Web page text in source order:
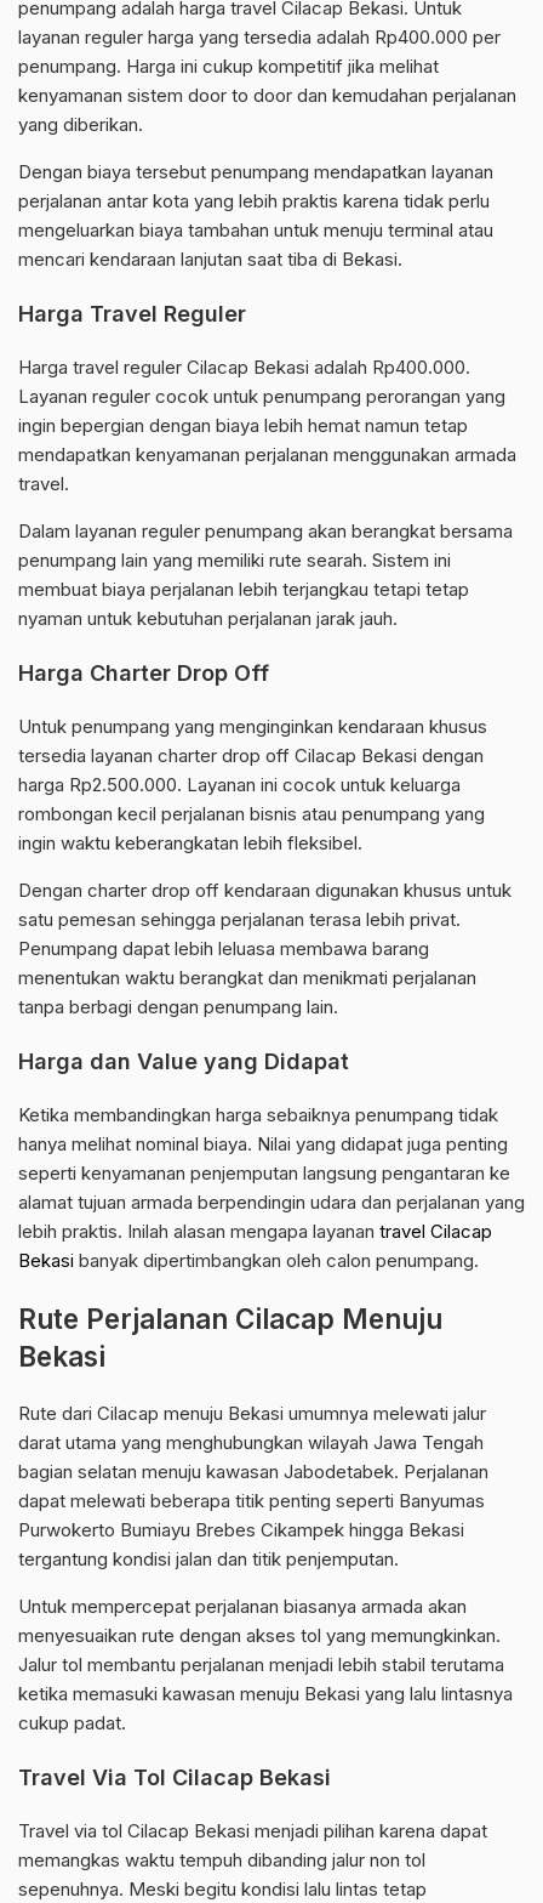
penumpang adalah harga travel Cilacap Bekasi. Untuk
layanan reguler harga yang tersedia adalah Rp400.000 per
penumpang. Harga ini cukup kompetitif jika melihat
kenyamanan sistem door to door dan kemudahan perjalanan
yang diberikan.
Dengan biaya tersebut penumpang mendapatkan layanan
perjalanan antar kota yang lebih praktis karena tidak perlu
mengeluarkan biaya tambahan untuk menuju terminal atau
mencari kendaraan lanjutan saat tiba di Bekasi.
Harga Travel Reguler
Harga travel reguler Cilacap Bekasi adalah Rp400.000.
Layanan reguler cocok untuk penumpang perorangan yang
ingin bepergian dengan biaya lebih hemat namun tetap
mendapatkan kenyamanan perjalanan menggunakan armada
travel.
Dalam layanan reguler penumpang akan berangkat bersama
penumpang lain yang memiliki rute searah. Sistem ini
membuat biaya perjalanan lebih terjangkau tetapi tetap
nyaman untuk kebutuhan perjalanan jarak jauh.
Harga Charter Drop Off
Untuk penumpang yang menginginkan kendaraan khusus
tersedia layanan charter drop off Cilacap Bekasi dengan
harga Rp2.500.000. Layanan ini cocok untuk keluarga
rombongan kecil perjalanan bisnis atau penumpang yang
ingin waktu keberangkatan lebih fleksibel.
Dengan charter drop off kendaraan digunakan khusus untuk
satu pemesan sehingga perjalanan terasa lebih privat.
Penumpang dapat lebih leluasa membawa barang
menentukan waktu berangkat dan menikmati perjalanan
tanpa berbagi dengan penumpang lain.
Harga dan Value yang Didapat
Ketika membandingkan harga sebaiknya penumpang tidak
hanya melihat nominal biaya. Nilai yang didapat juga penting
seperti kenyamanan penjemputan langsung pengantaran ke
alamat tujuan armada berpendingin udara dan perjalanan yang
lebih praktis. Inilah alasan mengapa layanan travel Cilacap
Bekasi banyak dipertimbangkan oleh calon penumpang.
Rute Perjalanan Cilacap Menuju
Bekasi
Rute dari Cilacap menuju Bekasi umumnya melewati jalur
darat utama yang menghubungkan wilayah Jawa Tengah
bagian selatan menuju kawasan Jabodetabek. Perjalanan
dapat melewati beberapa titik penting seperti Banyumas
Purwokerto Bumiayu Brebes Cikampek hingga Bekasi
tergantung kondisi jalan dan titik penjemputan.
Untuk mempercepat perjalanan biasanya armada akan
menyesuaikan rute dengan akses tol yang memungkinkan.
Jalur tol membantu perjalanan menjadi lebih stabil terutama
ketika memasuki kawasan menuju Bekasi yang lalu lintasnya
cukup padat.
Travel Via Tol Cilacap Bekasi
Travel via tol Cilacap Bekasi menjadi pilihan karena dapat
memangkas waktu tempuh dibanding jalur non tol
sepenuhnya. Meski begitu kondisi lalu lintas tetap